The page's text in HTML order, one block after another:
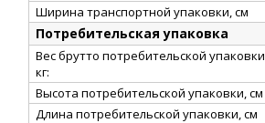
Ширина транспортной упаковки, см
Потребительская упаковка
Вес брутто потребительской упаковки,
кг:
Высота потребительской упаковки, см
Длина потребительской упаковки, см